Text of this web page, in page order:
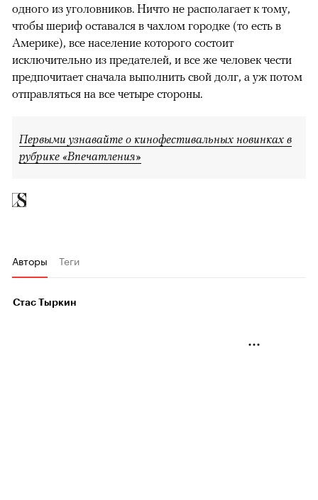
одного из уголовников. Ничто не располагает к тому,
чтобы шериф оставался в чахлом городке (то есть в
Америке), все население которого состоит
исключительно из предателей, и все же человек чести
предпочитает сначала выполнить свой долг, а уж потом
отправляться на все четыре стороны.
Первыми узнавайте о кинофестивальных новинках в
рубрике «Впечатления»
Авторы Теги
Стас Тыркин